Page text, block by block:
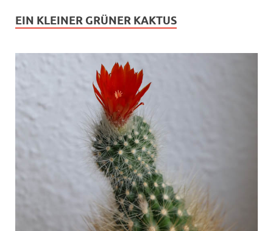
EIN KLEINER GRÜNER KAKTUS